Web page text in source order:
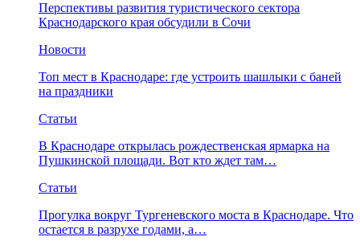
Перспективы развития туристического сектора
Краснодарского края обсудили в Сочи
Новости
Топ мест в Краснодаре: где устроить шашлыки с баней
на праздники
Статьи
В Краснодаре открылась рождественская ярмарка на
Пушкинской площади. Вот кто ждет там…
Статьи
Прогулка вокруг Тургеневского моста в Краснодаре. Что
остается в разрухе годами, а…